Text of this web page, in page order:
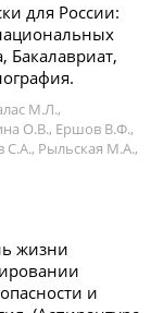
для России:
Бакалавриат,
М.Л.,
О.В., Ершов В.Ф.,
С.А., Рыльская М.А.,
жизни
и